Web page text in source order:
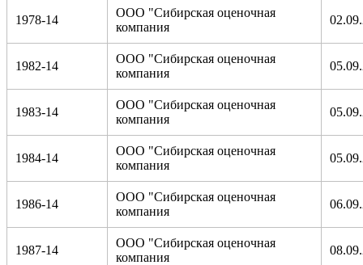
1978-14
ООО "Сибирская оценочная
компания
1982-14
ООО "Сибирская оценочная
компания
1983-14
ООО "Сибирская оценочная
компания
1984-14
ООО "Сибирская оценочная
компания
1986-14
ООО "Сибирская оценочная
компания
1987-14
ООО "Сибирская оценочная
компания